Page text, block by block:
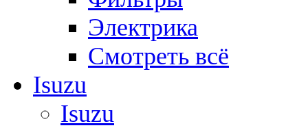
Электрика
Смотреть всё
Isuzu
Isuzu